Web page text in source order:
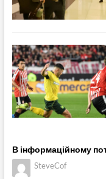
В інформаційному
SteveCof